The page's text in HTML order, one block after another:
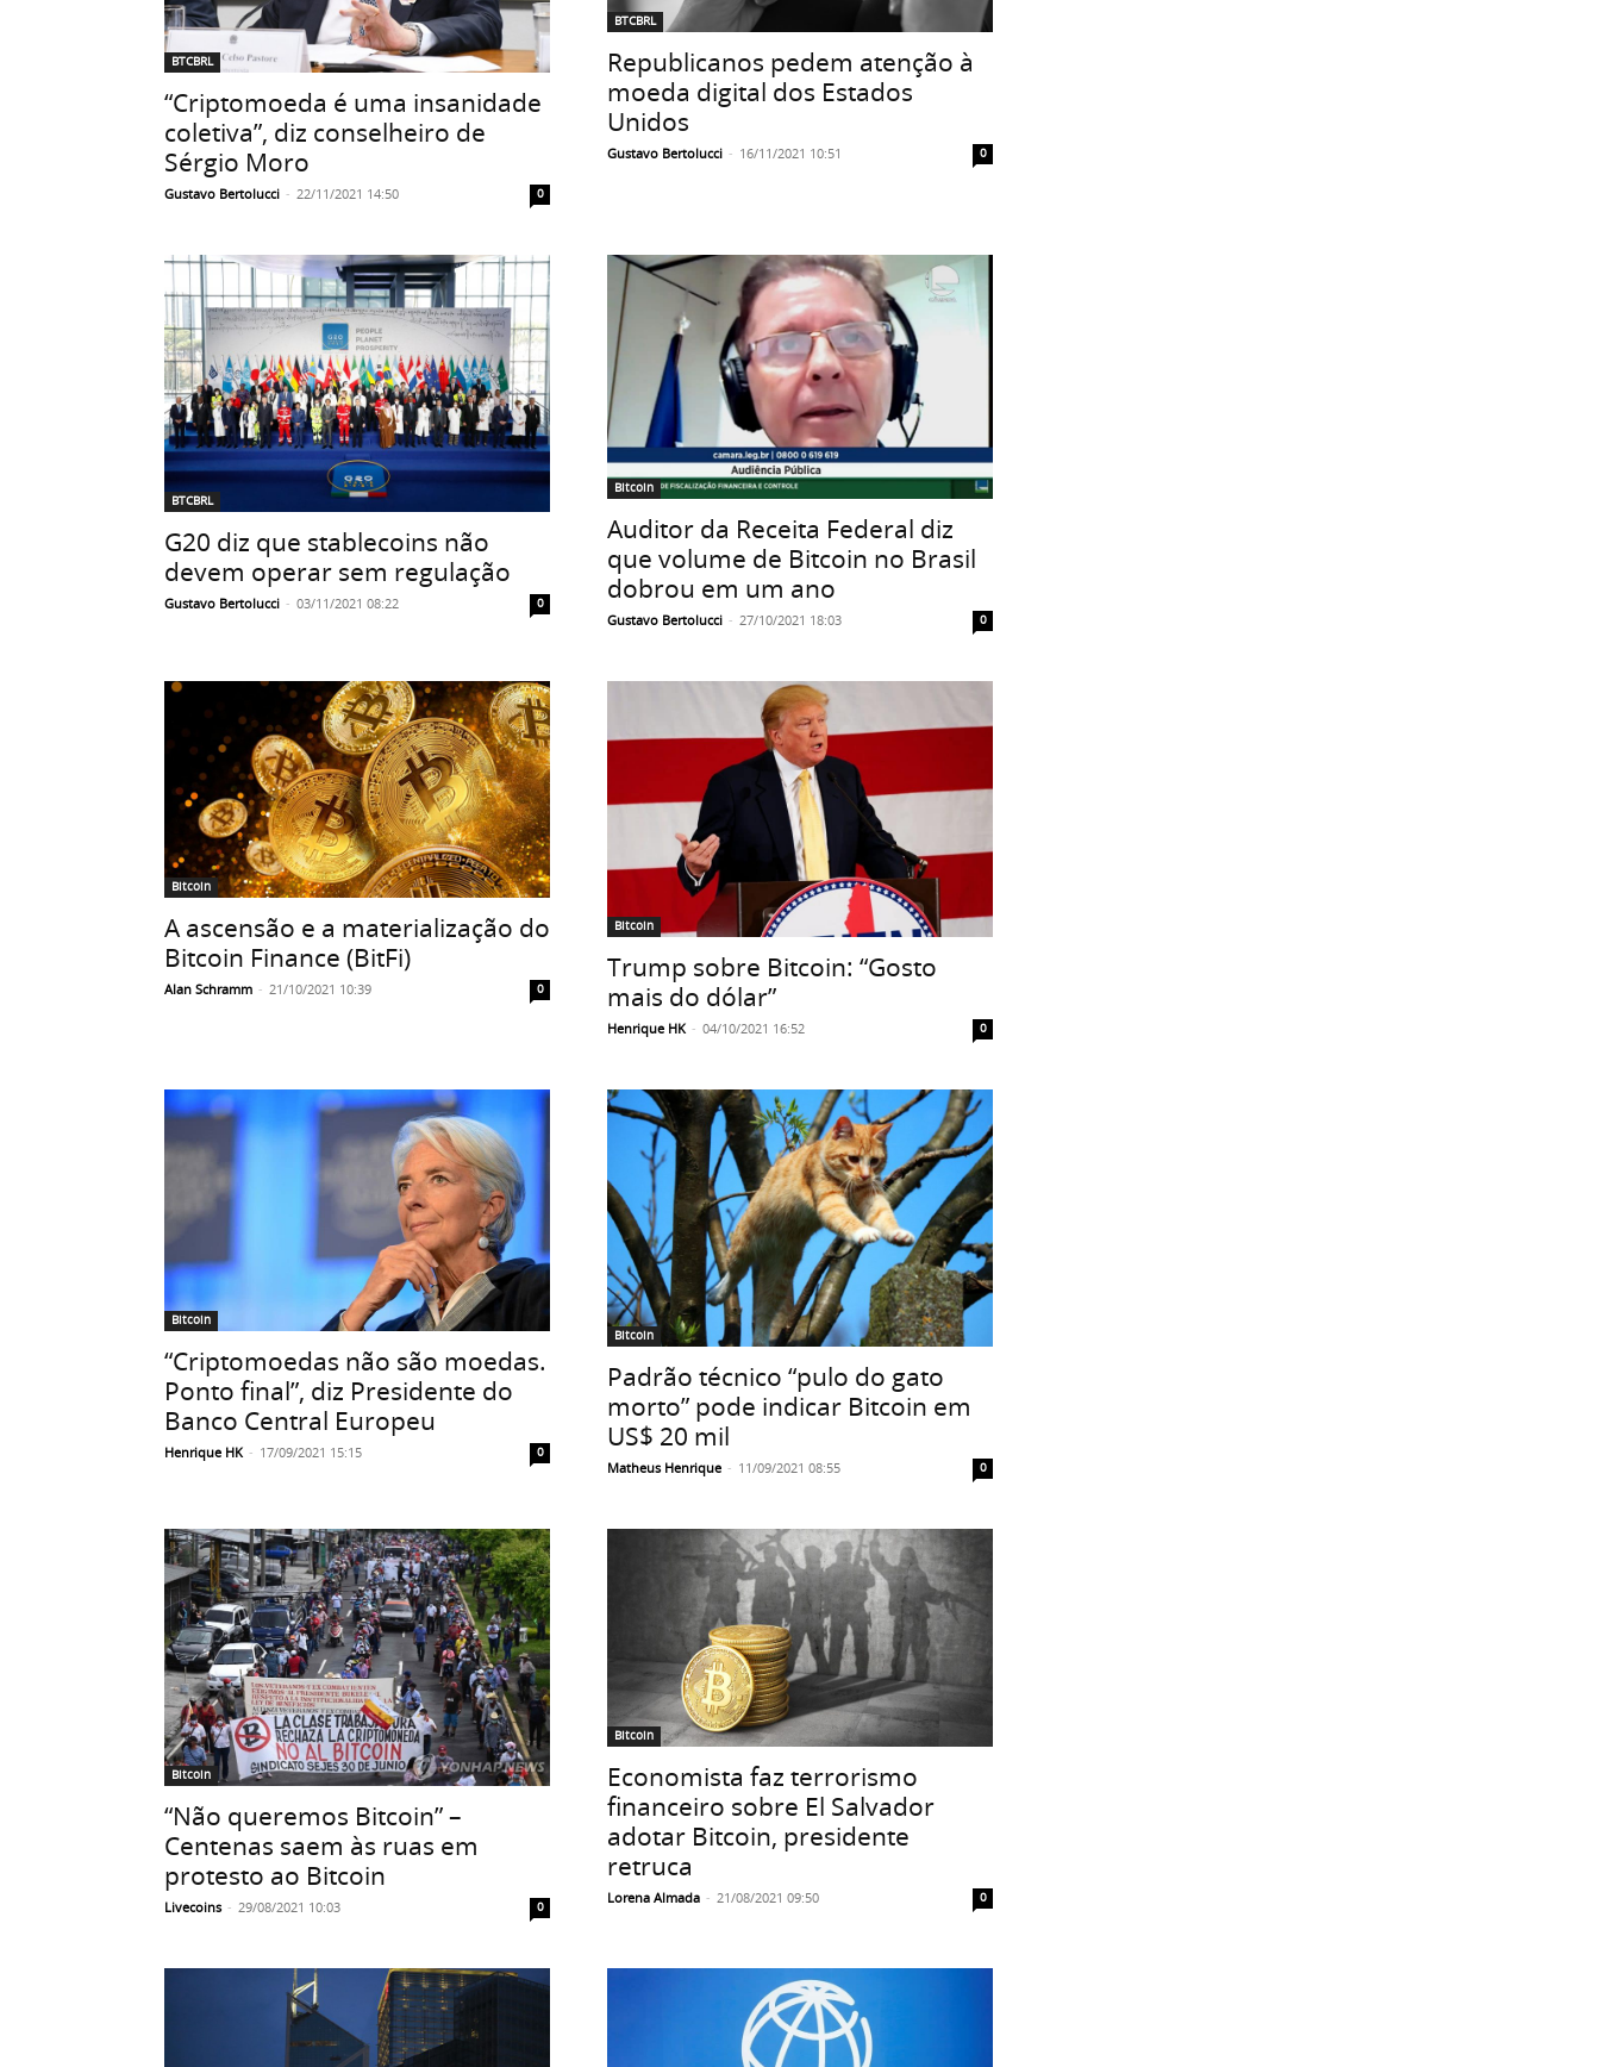
BTCBRL
“Criptomoeda é uma insanidade
coletiva”, diz conselheiro de
Sérgio Moro
Gustavo Bertolucci - 22/11/2021 14:50 0
BTCBRL
Republicanos pedem atenção à
moeda digital dos Estados
Unidos
Gustavo Bertolucci - 16/11/2021 10:51 0
BTCBRL
G20 diz que stablecoins não
devem operar sem regulação
Gustavo Bertolucci - 03/11/2021 08:22 0
Bitcoin
Auditor da Receita Federal diz
que volume de Bitcoin no Brasil
dobrou em um ano
Gustavo Bertolucci - 27/10/2021 18:03 0
Bitcoin
A ascensão e a materialização do
Bitcoin Finance (BitFi)
Alan Schramm - 21/10/2021 10:39 0
Bitcoin
Trump sobre Bitcoin: “Gosto
mais do dólar”
Henrique HK - 04/10/2021 16:52 0
Bitcoin
“Criptomoedas não são moedas.
Ponto final”, diz Presidente do
Banco Central Europeu
Henrique HK - 17/09/2021 15:15 0
Bitcoin
Padrão técnico “pulo do gato
morto” pode indicar Bitcoin em
US$ 20 mil
Matheus Henrique - 11/09/2021 08:55 0
Bitcoin
“Não queremos Bitcoin” –
Centenas saem às ruas em
protesto ao Bitcoin
Livecoins - 29/08/2021 10:03 0
Bitcoin
Economista faz terrorismo
financeiro sobre El Salvador
adotar Bitcoin, presidente
retruca
Lorena Almada - 21/08/2021 09:50 0